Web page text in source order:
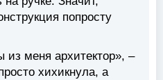
попросту
меня архитектор», –
хихикнула, а